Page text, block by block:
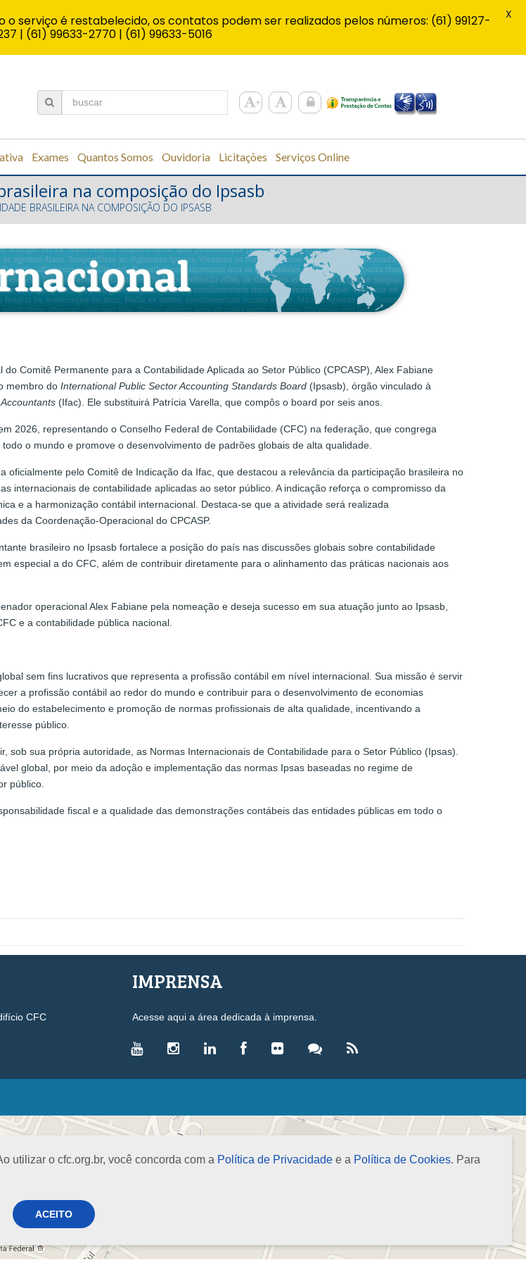
Exames Quantos Somos Ouvidoria Licitações Serviços Online
na composição do Ipsasb
BRASILEIRA NA COMPOSIÇÃO DO IPSASB
Comitê Permanente para a Contabilidade Aplicada ao Setor Público (CPCASP), Alex Fabiane
membro do International Public Sector Accounting Standards Board (Ipsasb), órgão vinculado à
(Ifac). Ele substituirá Patrícia Varella, que compôs o board por seis anos.
2026, representando o Conselho Federal de Contabilidade (CFC) na federação, que congrega
o mundo e promove o desenvolvimento de padrões globais de alta qualidade.
oficialmente pelo Comitê de Indicação da Ifac, que destacou a relevância da participação brasileira no
internacionais de contabilidade aplicadas ao setor público. A indicação reforça o compromisso da
e a harmonização contábil internacional. Destaca-se que a atividade será realizada
da Coordenação-Operacional do CPCASP.
brasileiro no Ipsasb fortalece a posição do país nas discussões globais sobre contabilidade
especial a do CFC, além de contribuir diretamente para o alinhamento das práticas nacionais aos
operacional Alex Fabiane pela nomeação e deseja sucesso em sua atuação junto ao Ipsasb,
e a contabilidade pública nacional.
sem fins lucrativos que representa a profissão contábil em nível internacional. Sua missão é servir
a profissão contábil ao redor do mundo e contribuir para o desenvolvimento de economias
do estabelecimento e promoção de normas profissionais de alta qualidade, incentivando a
público.
sua própria autoridade, as Normas Internacionais de Contabilidade para o Setor Público (Ipsas).
global, por meio da adoção e implementação das normas Ipsas baseadas no regime de
público.
fiscal e a qualidade das demonstrações contábeis das entidades públicas em todo o
utilizar o cfc.org.br, você concorda com a Política de Privacidade e a Política de Cookies. Para
ACEITO
CFC
IMPRENSA
Acesse aqui a área dedicada à imprensa.
Profissional
e Disciplina
PROGRAMAS
LEGISLAÇÃO
Leis
Decretos-Lei
Agência de Notícias
é restabelecido, os contatos podem ser realizados pelos números: (61) 99127-
| (61) 99633-2770 | (61) 99633-5016
X